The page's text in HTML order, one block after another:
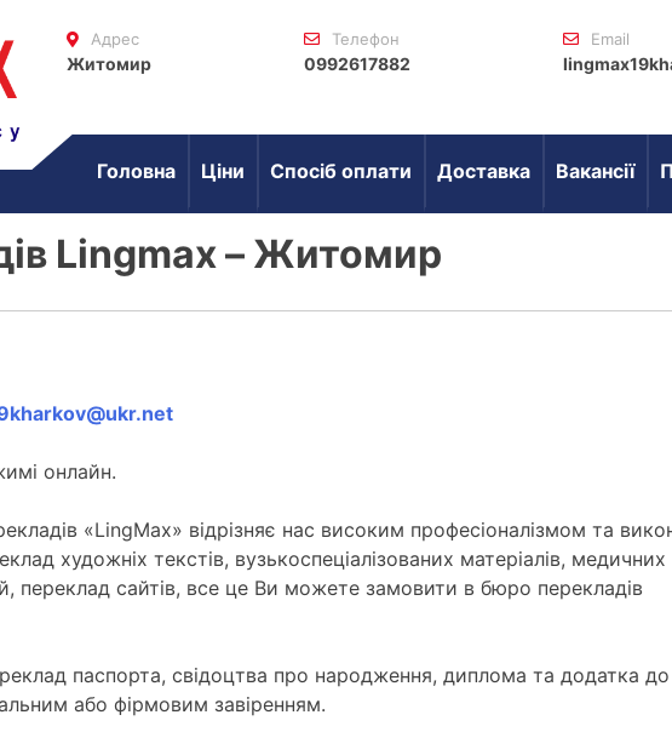
Адрес
Житомир
Телефон
0992617882
Email
Головна Ціни Спосіб оплати Доставка Вакансії
Lingmax – Житомир
онлайн.
«LingMax» відрізняє нас високим професіоналізмом та
художніх текстів, вузькоспеціалізованих матеріалів, медичних
переклад сайтів, все це Ви можете замовити в бюро перекладів
паспорта, свідоцтва про народження, диплома та додатка до
або фірмовим завіренням.